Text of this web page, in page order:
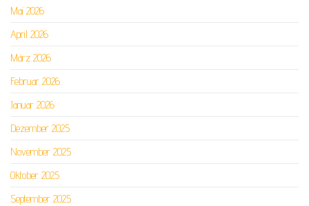
Mai 2026
April 2026
März 2026
Februar 2026
Januar 2026
Dezember 2025
November 2025
Oktober 2025
September 2025